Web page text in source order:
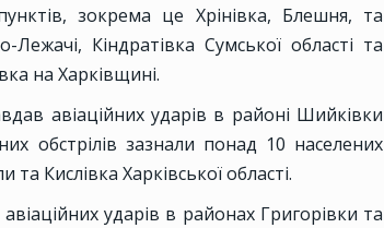
зокрема це Хрінівка, Блешня, та
Лежачі, Кіндратівка Сумської області та
на Харківщині.
авіаційних ударів в районі Шийківки
обстрілів зазнали понад 10 населених
Кислівка Харківської області.
ударів в районах Григорівки та